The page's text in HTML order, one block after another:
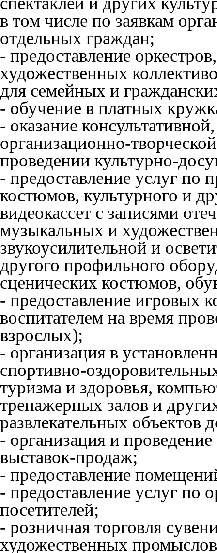
в том числе по заявкам
отдельных граждан;
- предоставление
художественных
для семейных и
- обучение в платных
- оказание
организационно-
проведении культурно-
- предоставление услуг по
костюмов, культурного и
видеокассет с записями
музыкальных и
звукоусилительной и
другого профильного
сценических костюмов,
- предоставление игровых
воспитателем на время
взрослых);
- организация в
спортивно-
туризма и здоровья,
тренажерных залов и
развлекательных объектов
- организация и
выставок-продаж;
- предоставление
- предоставление услуг по
посетителей;
- розничная торговля
художественных